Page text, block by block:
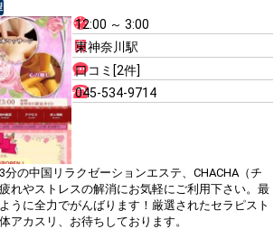
12:00 ～ 3:00
東神奈川駅
口コミ[2件]
045-534-9714
の中国リラクゼーションエステ、CHACHA（チ
れやストレスの解消にお気軽にご利用下さい。最
うに全力でがんばります！厳選されたセラピスト
アカスリ、お待ちしております。